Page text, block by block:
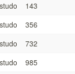
143
356
732
985